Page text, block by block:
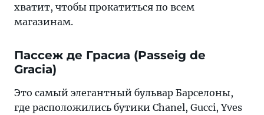
хватит, чтобы прокатиться по всем
магазинам.
Пассеж де Грасиа (Passeig de
Gracia)
Это самый элегантный бульвар Барселоны,
где расположились бутики Chanel, Gucci, Yves